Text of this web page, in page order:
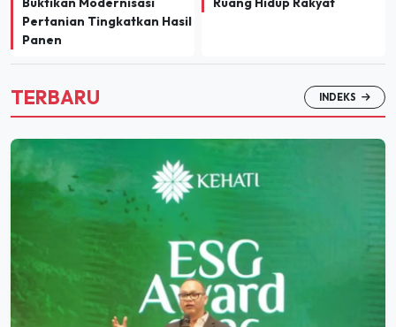
Panen
TERBARU INDEKS